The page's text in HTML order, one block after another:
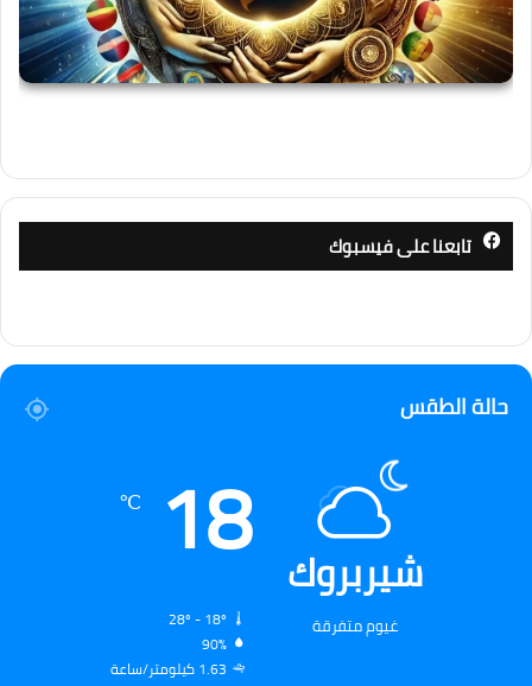
تابعنا على فيسبوك
حالة الطقس
شيربروك
غيوم متفرقة
18
℃
90%
1.63 كيلومتر/ساعة